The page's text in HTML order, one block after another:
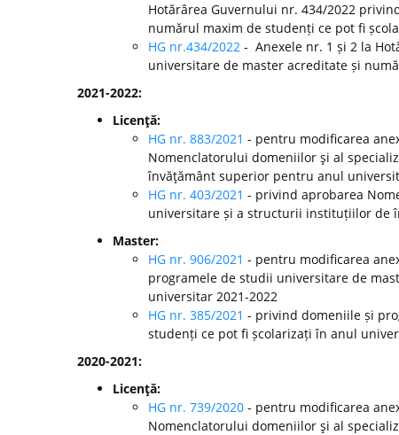
Hotărârea Guvernului nr. 434/2022
numărul maxim de studenți ce pot fi
HG nr.434/2022 - Anexele nr. 1 și 2 la
universitare de master acreditate și
2021-2022:
Licenţă:
HG nr. 883/2021 - pentru modificarea
Nomenclatorului domeniilor şi al
învăţământ superior pentru anul
HG nr. 403/2021 - privind aprobarea
universitare și a structurii instituțiilor de
Master:
HG nr. 906/2021 - pentru modificarea
programele de studii universitare de
universitar 2021-2022
HG nr. 385/2021 - privind domeniile și
studenți ce pot fi școlarizați în anul
2020-2021:
Licenţă:
HG nr. 739/2020 - pentru modificarea
Nomenclatorului domeniilor şi al